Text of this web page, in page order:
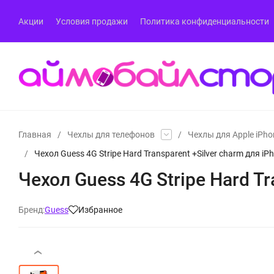
Акции Условия продажи Политика конфиденциальности
Главная / Чехлы для телефонов /
Чехлы для Apple
/
Чехол Guess 4G Stripe Hard Transparent +Silver charm для
Чехол Guess 4G Stripe Hard
Бренд:Guess Избранное
‹